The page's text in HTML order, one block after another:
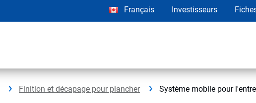
Français Investisseurs
Finition et décapage pour plancher Système mobile pour